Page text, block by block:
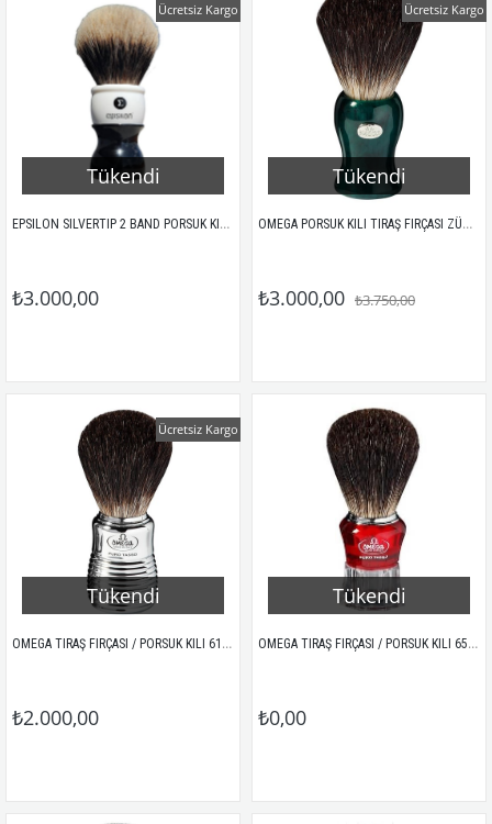
Tükendi
EPSILON SILVERTIP 2 BAND PORSUK KILI TIRAŞ FIRÇASI SİYAH&BEYAZ AKRİLİK SAP
₺3.000,00
Ücretsiz Kargo
Tükendi
OMEGA PORSUK KILI TIRAŞ FIRÇASI ZÜMRÜT YEŞİL 6218
₺3.000,00 ₺3.750,00
Ücretsiz Kargo
Tükendi
OMEGA TIRAŞ FIRÇASI / PORSUK KILI 6113 (METALİK)
₺2.000,00
Ücretsiz Kargo
Tükendi
OMEGA TIRAŞ FIRÇASI / PORSUK KILI 652 (KIRMIZI)
₺0,00